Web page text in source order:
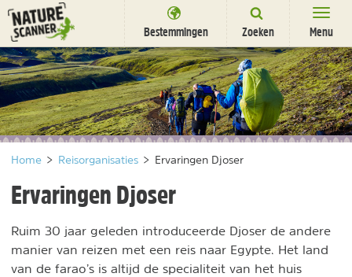
Ga
naar
content
Bestemmingen Zoeken Menu
Bestemmingen
Overnachten
Activiteiten
Natuurparken
Dieren
Nieuwsbrief Uitgelicht
Home > Reisorganisaties > Ervaringen Djoser
Ervaringen Djoser
Ruim 30 jaar geleden introduceerde Djoser de andere
manier van reizen met een reis naar Egypte. Het land
van de farao’s is altijd de specialiteit van het huis